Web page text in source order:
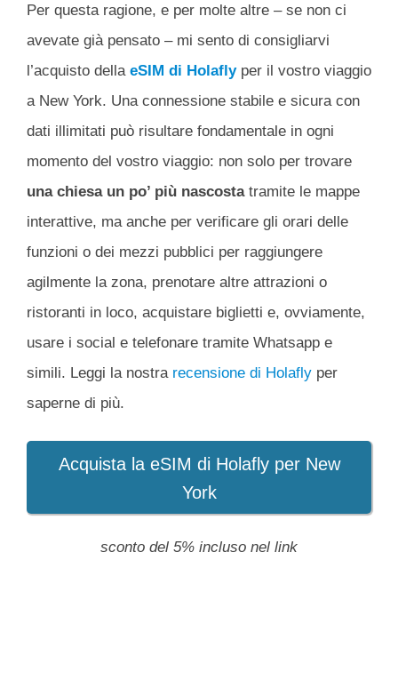
Per questa ragione, e per molte altre – se non ci
avevate già pensato – mi sento di consigliarvi
l’acquisto della eSIM di Holaflyper il vostro viaggio
a New York. Una connessione stabile e sicura con
dati illimitati può risultare fondamentale in ogni
momento del vostro viaggio: non solo per trovare
una chiesa un po’ più nascostatramite le mappe
interattive, ma anche per verificare gli orari delle
funzioni o dei mezzi pubblici per raggiungere
agilmente la zona, prenotare altre attrazioni o
ristoranti in loco, acquistare biglietti e, ovviamente,
usare i social e telefonare tramite Whatsapp e
simili. Leggi la nostra recensione di Holafly per
saperne di più.
Acquista la eSIM di Holafly per New
York
sconto del 5% incluso nel link